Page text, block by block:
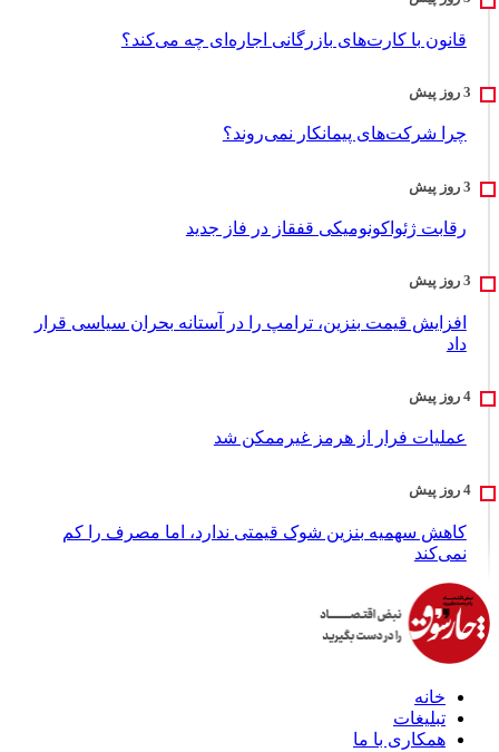
قانون با کارت‌های بازرگانی اجاره‌ای چه می‌کند؟
چرا شرکت‌های پیمانکار نمی‌روند؟
رقابت ژئواکونومیکی قفقاز در فاز جدید
افزایش قیمت بنزین، ترامپ را در آستانه بحران سیاسی قرار
داد
عملیات فرار از هرمز غیرممکن شد
کاهش سهمیه بنزین شوک قیمتی ندارد، اما مصرف را کم
نمی‌کند
خانه
تبلیغات
همکاری با ما